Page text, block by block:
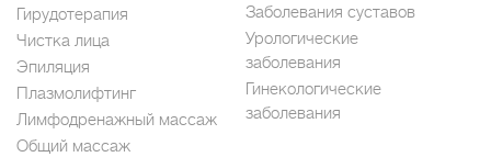
Гирудотерапия
Чистка лица
Эпиляция
Плазмолифтинг
Лимфодренажный массаж
Общий массаж
Заболевания суставов
Урологические
заболевания
Гинекологические
заболевания